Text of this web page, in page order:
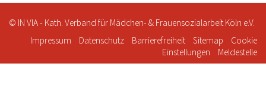
© IN VIA - Kath. Verband für Mädchen- & Frauensozialarbeit Köln e.V.
Impressum
Datenschutz Barrierefreiheit Sitemap
Cookie
Einstellungen
Meldestelle